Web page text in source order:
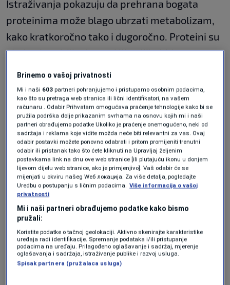
Istraživanja pokazuju da prehrana bogata
proteinima može blago ubrzati metabolizam,
kako kratkoročno tako i dugoročno. Proteini su
ujedno i zasitiji od masti ili ugljikohidrata.
Tijelo troši energiju za probavu i preradu
proteina, što privremeno ubrzava
metabolizam. Dugoročno, dovoljan unos
proteina uz trening snage pomaže u
održavanju mišićne mase, što je ključno za
metabolizam jer mišići u mirovanju troše više
kalorija od masnog tkiva. Piletina je također
izvor vitamina B skupine, koji su važni za
metaboličke procese i pretvaranje hrane u
energiju.
Kombinacija s rižom obroku dodaje
ugljikohidrate, glavni izvor energije za tijelo.
Ugljikohidrati osiguravaju gorivo za mozak,
Brinemo o vašoj privatnosti
Mi i naši 603 partneri pohranjujemo i pristupamo osobnim podacima,
kao što su pretraga web stranica ili lični identifikatori, na vašem
računaru . Odabir Prihvatam omogućava praćenje tehnologije kako bi se
pružila podrška dolje prikazanim svrhama na osnovu kojih mi i naši
partneri obrađujemo podatke Ukoliko je praćenje onemogućeno, neki od
sadržaja i reklama koje vidite možda neće biti relevantni za vas. Ovaj
odabir postavki možete ponovno odabrati i pritom promijeniti trenutni
odabir ili pristanak tako što ćete kliknuti na Upravljaj željenim
postavkama link na dnu ove web stranice [ili plutajuću ikonu u donjem
lijevom dijelu web stranice, ako je primjenjivo]. Vaš odabir će se
mijenjati u okviru našeg Wеб локација. Za više detalja, pogledajte
Uredbu o postupanju s ličnim podacima. Više informacija o vašoj
privatnosti
Mi i naši partneri obrađujemo podatke kako bismo
pružali:
Koristite podatke o tačnoj geolokaciji. Aktivno skenirajte karakteristike
uređaja radi identifikacije. Spremanje podataka i/ili pristupanje
podacima na uređaju. Prilagođeno oglašavanje i sadržaj, mjerenje
oglašavanja i sadržaja, istraživanje publike i razvoj usluga.
Spisak partnera (pružalaca usluga)